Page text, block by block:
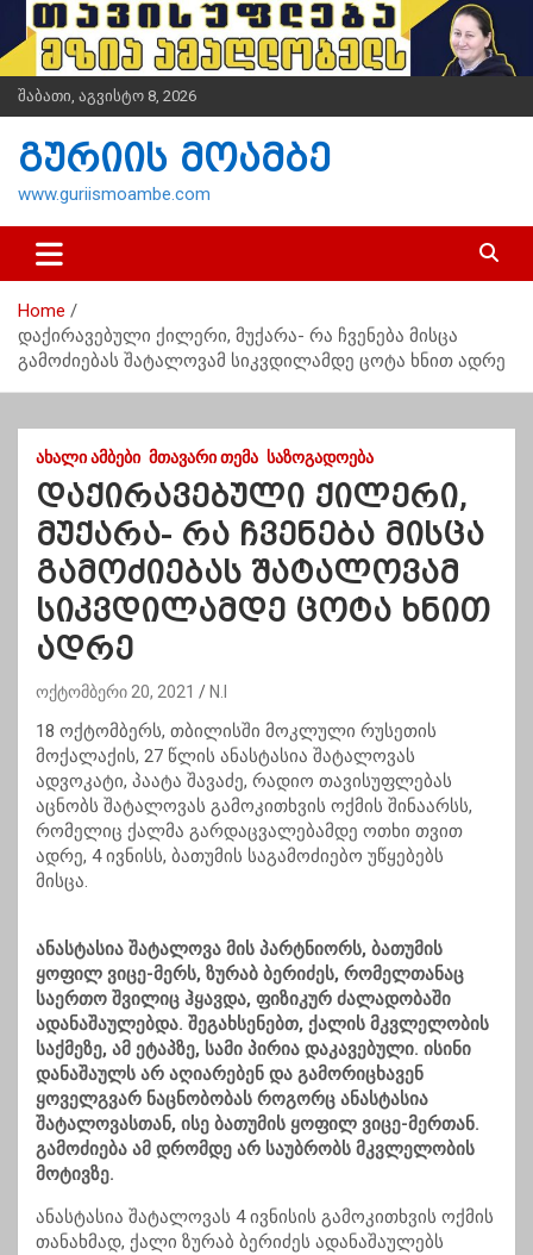
i
t
n
შაბათი, აგვისტო 8, 2026
გურიის მოამბე
www.guriismoambe.com
Home
დაქირავებული ქილერი, მუქარა- რა ჩვენება მისცა
გამოძიებას შატალოვამ სიკვდილამდე ცოტა ხნით ადრე
ᲐᲮᲐᲚᲘ ᲐᲛᲑᲔᲑᲘ ᲛᲗᲐᲕᲐᲠᲘ ᲗᲔᲛᲐ ᲡᲐᲖᲝᲒᲐᲓᲝᲔᲑᲐ
დაქირავებული ქილერი,
მუქარა- რა ჩვენება მისცა
გამოძიებას შატალოვამ
სიკვდილამდე ცოტა ხნით
ადრე
ოქტომბერი 20, 2021 N.I
18 ოქტომბერს, თბილისში მოკლული რუსეთის
მოქალაქის, 27 წლის ანასტასია შატალოვას
ადვოკატი, პაატა შავაძე, რადიო თავისუფლებას
აცნობს შატალოვას გამოკითხვის ოქმის შინაარსს,
რომელიც ქალმა გარდაცვალებამდე ოთხი თვით
ადრე, 4 ივნისს, ბათუმის საგამოძიებო უწყებებს
მისცა.
ანასტასია შატალოვა მის პარტნიორს, ბათუმის
ყოფილ ვიცე-მერს, ზურაბ ბერიძეს, რომელთანაც
საერთო შვილიც ჰყავდა, ფიზიკურ ძალადობაში
ადანაშაულებდა. შეგახსენებთ, ქალის მკვლელობის
საქმეზე, ამ ეტაპზე, სამი პირია დაკავებული. ისინი
დანაშაულს არ აღიარებენ და გამორიცხავენ
ყოველგვარ ნაცნობობას როგორც ანასტასია
შატალოვასთან, ისე ბათუმის ყოფილ ვიცე-მერთან.
გამოძიება ამ დრომდე არ საუბრობს მკვლელობის
მოტივზე.
ანასტასია შატალოვას 4 ივნისის გამოკითხვის ოქმის
თანახმად, ქალი ზურაბ ბერიძეს ადანაშაულებს